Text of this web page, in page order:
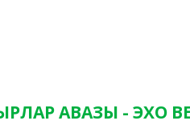
АВАЗЫ - ЭХО